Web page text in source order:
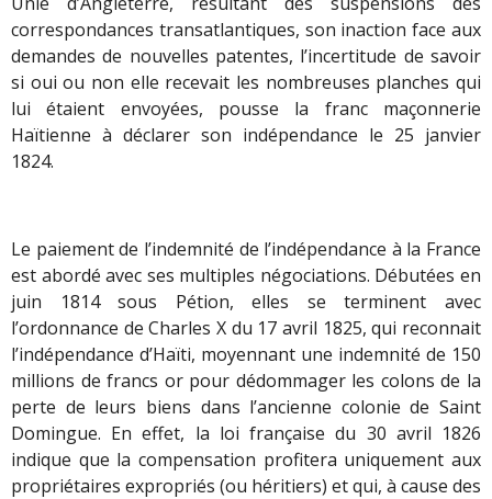
correspondances transatlantiques, son inaction face aux
demandes de nouvelles patentes, l’incertitude de savoir
si oui ou non elle recevait les nombreuses planches qui
lui étaient envoyées, pousse la franc maçonnerie
Haïtienne à déclarer son indépendance le 25 janvier
1824.
Le paiement de l’indemnité de l’indépendance à la France
est abordé avec ses multiples négociations. Débutées en
juin 1814 sous Pétion, elles se terminent avec
l’ordonnance de Charles X du 17 avril 1825, qui reconnait
l’indépendance d’Haïti, moyennant une indemnité de 150
millions de francs or pour dédommager les colons de la
perte de leurs biens dans l’ancienne colonie de Saint
Domingue. En effet, la loi française du 30 avril 1826
indique que la compensation profitera uniquement aux
propriétaires expropriés (ou héritiers) et qui, à cause des